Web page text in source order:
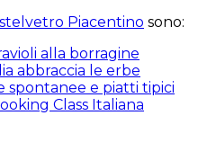
Piacentino sono:
alla borragine
abbraccia le erbe
spontanee e piatti tipici
Class Italiana